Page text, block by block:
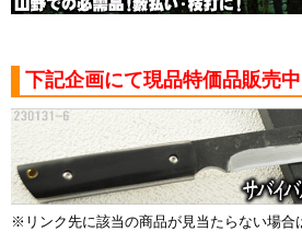
下記企画にて現品特価品販売中
※リンク先に該当の商品が見当たらない場合